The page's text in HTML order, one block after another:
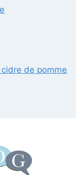
de pomme